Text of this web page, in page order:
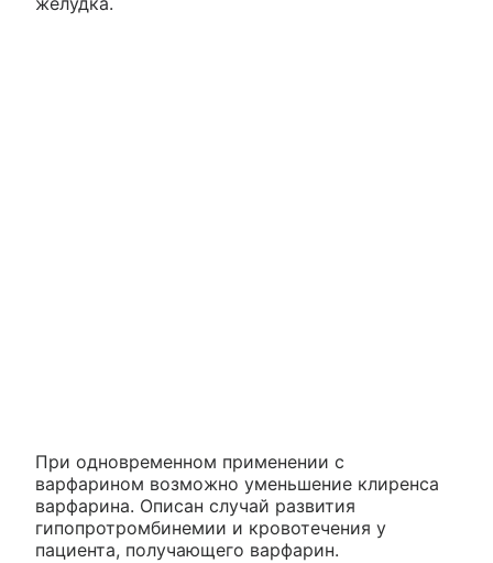
При одновременном применении с
варфарином возможно уменьшение клиренса
варфарина. Описан случай развития
гипопротромбинемии и кровотечения у
пациента, получающего варфарин.